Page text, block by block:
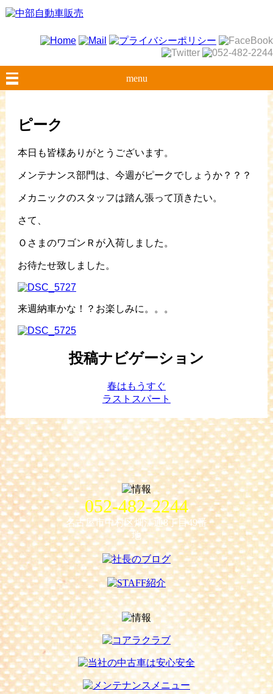
menu
ピーク
本日も皆様ありがとうございます。
メンテナンス部門は、今週がピークでしょうか？？？
メカニックのスタッフは踏ん張って頂きたい。
さて、
ＯさまのワゴンＲが入荷しました。
お待たせ致しました。
来週納車かな！？お楽しみに。。。
投稿ナビゲーション
春はもうすぐ
ラストスパート
052-482-2244
名古屋市中村区畑江通8丁目49番
地